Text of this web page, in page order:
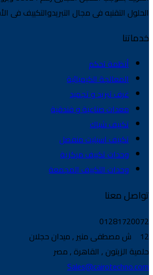
الحلول التقنيه فى مجال التبريدوالتكييف فى
خدماتنا
أنظمة تحكم
المعالجة الكيميائية
غرف تبريد و تجميد
معدات صناعية و فندقية
تكييف شباك
تكييف اسبليت منفصل
وحدات تكييف مركزية
وحدات التكييف المجمعة
تواصل معنا
01281720072
12 ش مصطفى منير , ميدان حجلان
حلمية الزيتون , القاهرة , مصر
Sales@cairotechno.com